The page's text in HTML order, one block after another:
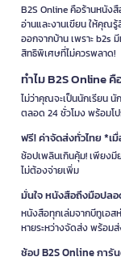
B2S Online คือร้านหนัง
อ่านและงานเขียน ให้คุณ
ออกจากบ้าน เพราะ
สิทธิพิเศษที่ไม่ควรพลาด!
ทำไม B2S Online
ไม่ว่าคุณจะเป็นนักเรียน
ตลอด 24 ชั่วโมง พร้อมโ
ฟรี! ค่าจัดส่งทั่วไทย *
ช้อปเพลินเกินคุ้ม! เพียง
ไม่ต้องจ่ายเพิ่ม
มั่นใจ หนังสือถึงมือปล
หนังสือทุกเล่มจากบีทูเอส
หายระหว่างจัดส่ง พร้อ
ช้อป B2S Online การั